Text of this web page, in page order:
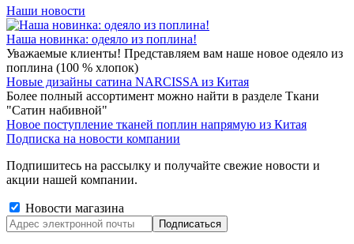
Наши новости
Наша новинка: одеяло из поплина!
Уважаемые клиенты! Представляем вам наше новое одеяло из
поплина (100 % хлопок)
Новые дизайны сатина NARCISSA из Китая
Более полный ассортимент можно найти в разделе Ткани
"Сатин набивной"
Новое поступление тканей поплин напрямую из Китая
Подписка на новости компании
Подпишитесь на рассылку и получайте свежие новости и
акции нашей компании.
Новости магазина